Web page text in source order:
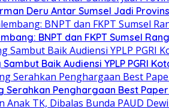
Deru Antar Sumsel Jadi
BNPT dan FKPT Sumsel
Baik Audiensi YPLP PGRI
Serahkan Penghargaan Best